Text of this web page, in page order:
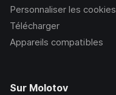
Personnaliser les cookies
Télécharger
Appareils compatibles
Sur Molotov